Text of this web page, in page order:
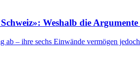
Weshalb die
ab – ihre sechs Einwände vermögen